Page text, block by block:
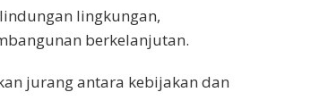
lingkungan,
berkelanjutan.
jurang antara kebijakan dan